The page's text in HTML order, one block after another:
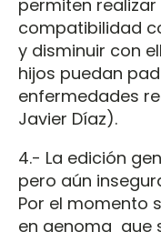
permiten
compatibilidad
y disminuir con
hijos puedan
enfermedades
Javier Díaz).
4.- La edición
pero aún
Por el momento
en genoma que